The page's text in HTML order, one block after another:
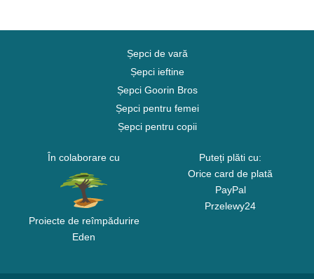
Șepci de vară
Șepci ieftine
Șepci Goorin Bros
Șepci pentru femei
Șepci pentru copii
În colaborare cu
Proiecte de reîmpădurire
Eden
Puteți plăti cu:
Orice card de plată
PayPal
Przelewy24